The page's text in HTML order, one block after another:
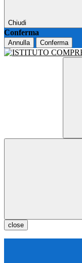
Chiudi
Conferma
Annulla Conferma
close